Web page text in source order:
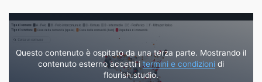
Questo contenuto è ospitato da una terza parte. Mostrando il
contenuto esterno accetti i termini e condizioni di
flourish.studio.